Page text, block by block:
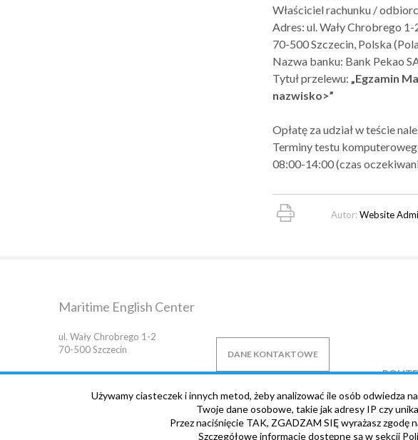
Właściciel rachunku /
Adres: ul. Wały Chrobrego 1-
70-500 Szczecin, Polska
Nazwa banku: Bank Pekao
Tytuł przelewu: „Egzamin
nazwisko>”
Opłatę za udział w teście
Terminy testu
08:00-14:00 (czas
Autor:Website
Maritime English Center
ul. Wały Chrobrego 1-2
70-500Szczecin DANE KONTAKTOWE
Używamy ciasteczek i innych metod, żeby analizować ile osób odwiedza
Twoje dane osobowe, takie jak adresy IP czy
Przez naciśnięcie TAK, ZGADZAM SIĘ wyrażasz zgodę
Szczegółowe informacje dostępne są w sekcji